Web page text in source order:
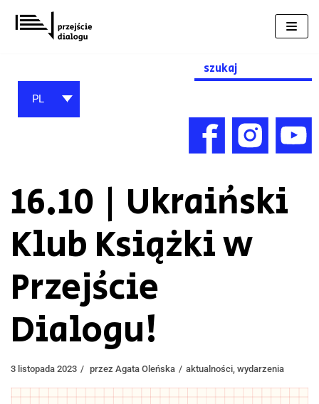
Przejdź
do
Search
for:
PL
16.10 | Ukraiński
Klub Książki w
Przejście
Dialogu!
3 listopada 2023 przez Agata Oleńska aktualności wydarzenia